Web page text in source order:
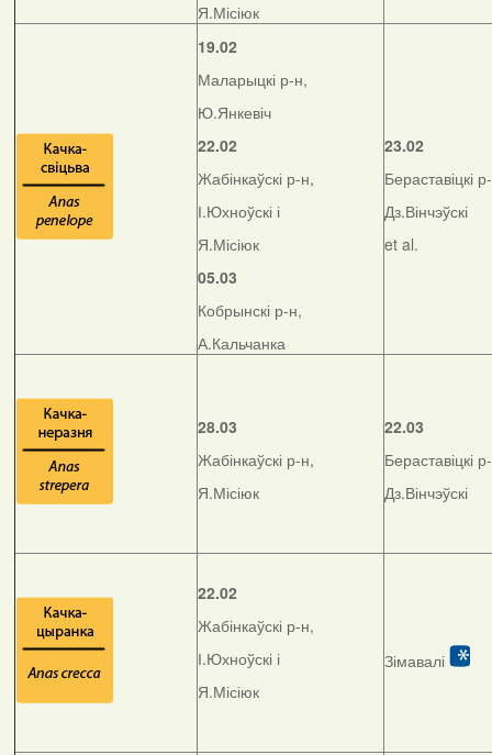
Я.Місіюк
19.02
Маларыцкі р-н,
Ю.Янкевіч
22.02
Жабінкаўскі р-н,
І.Юхноўскі і
Я.Місіюк
05.03
Кобрынскі р-н,
А.Кальчанка
23.02
Бераставіцкі
Дз.Вінчэўскі
et al.
28.03
Жабінкаўскі р-н,
Я.Місіюк
22.03
Бераставіцкі
Дз.Вінчэўскі
22.02
Жабінкаўскі р-н,
І.Юхноўскі і
Я.Місіюк
Зімавалі